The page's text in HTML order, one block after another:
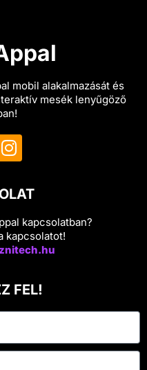
mobil alakalmazását és
mesék lenyűgöző
kapcsolatban?
kapcsolatot!
FEL!